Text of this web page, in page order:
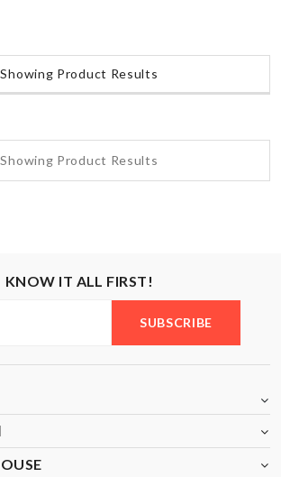
Showing Product Results
Showing Product Results
KNOW IT ALL FIRST!
SUBSCRIBE